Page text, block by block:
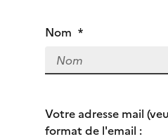
Nom *
Votre adresse mail
format de l'email :